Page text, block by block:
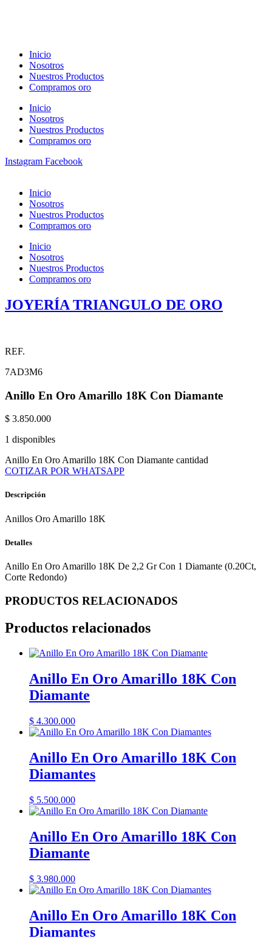
Inicio
Nosotros
Nuestros Productos
Compramos oro
Inicio
Nosotros
Nuestros Productos
Compramos oro
Instagram Facebook
Inicio
Nosotros
Nuestros Productos
Compramos oro
Inicio
Nosotros
Nuestros Productos
Compramos oro
JOYERÍA TRIANGULO DE ORO
REF.
7AD3M6
Anillo En Oro Amarillo 18K Con Diamante
$ 3.850.000
1 disponibles
Anillo En Oro Amarillo 18K Con Diamante cantidad
COTIZAR POR WHATSAPP
Descripción
Anillos Oro Amarillo 18K
Detalles
Anillo En Oro Amarillo 18K De 2,2 Gr Con 1 Diamante (0.20Ct,
Corte Redondo)
PRODUCTOS RELACIONADOS
Productos relacionados
Anillo En Oro Amarillo 18K Con
Diamante
$ 4.300.000
Anillo En Oro Amarillo 18K Con
Diamantes
$ 5.500.000
Anillo En Oro Amarillo 18K Con
Diamante
$ 3.980.000
Anillo En Oro Amarillo 18K Con
Diamantes